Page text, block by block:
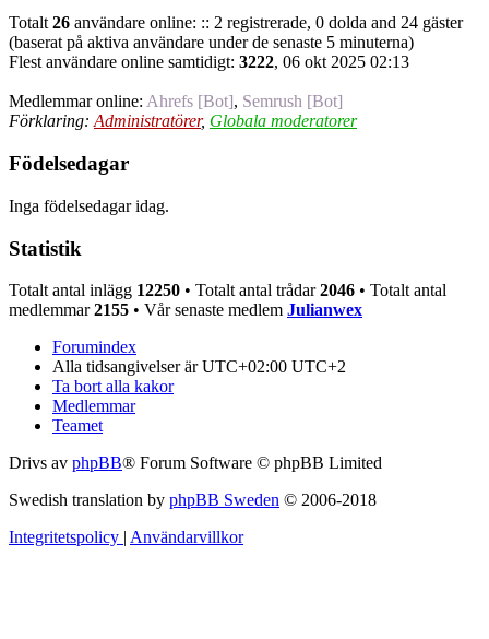
Totalt 26 användare online: :: 2 registrerade, 0 dolda and 24 gäster
(baserat på aktiva användare under de senaste 5 minuterna)
Flest användare online samtidigt: 3222, 06 okt 2025 02:13
Medlemmar online: Ahrefs [Bot], Semrush [Bot]
Förklaring: Administratörer, Globala moderatorer
Födelsedagar
Inga födelsedagar idag.
Statistik
Totalt antal inlägg 12250 • Totalt antal trådar2046 • Totalt antal
medlemmar2155 • Vår senaste medlem Julianwex
Forumindex
Alla tidsangivelser är UTC+02:00 UTC+2
Ta bort alla kakor
Medlemmar
Teamet
Drivs av phpBB® Forum Software © phpBB Limited
Swedish translation by phpBB Sweden © 2006-2018
Integritetspolicy | Användarvillkor